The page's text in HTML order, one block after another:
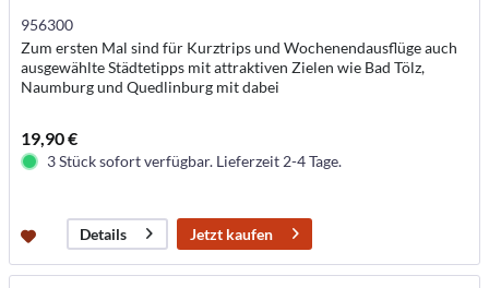
956300
Zum ersten Mal sind für Kurztrips und Wochenendausflüge auch
ausgewählte Städtetipps mit attraktiven Zielen wie Bad Tölz,
Naumburg und Quedlinburg mit dabei
19,90 €
3 Stück sofort verfügbar. Lieferzeit 2-4 Tage.
Details Jetzt kaufen